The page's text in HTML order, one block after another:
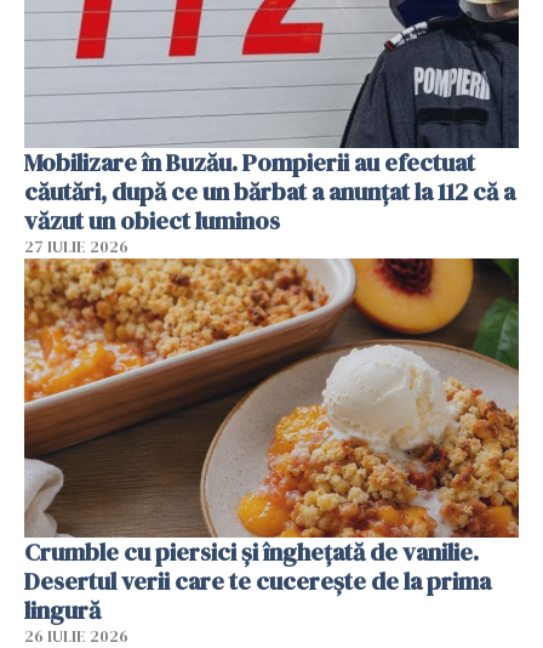
Mobilizare în Buzău. Pompierii au efectuat
căutări, după ce un bărbat a anunțat la 112 că a
văzut un obiect luminos
27 IULIE 2026
Crumble cu piersici și înghețată de vanilie.
Desertul verii care te cucerește de la prima
lingură
26 IULIE 2026